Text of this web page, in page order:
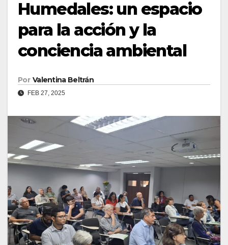
Humedales: un espacio
para la acción y la
conciencia ambiental
Por Valentina Beltrán
FEB 27, 2025